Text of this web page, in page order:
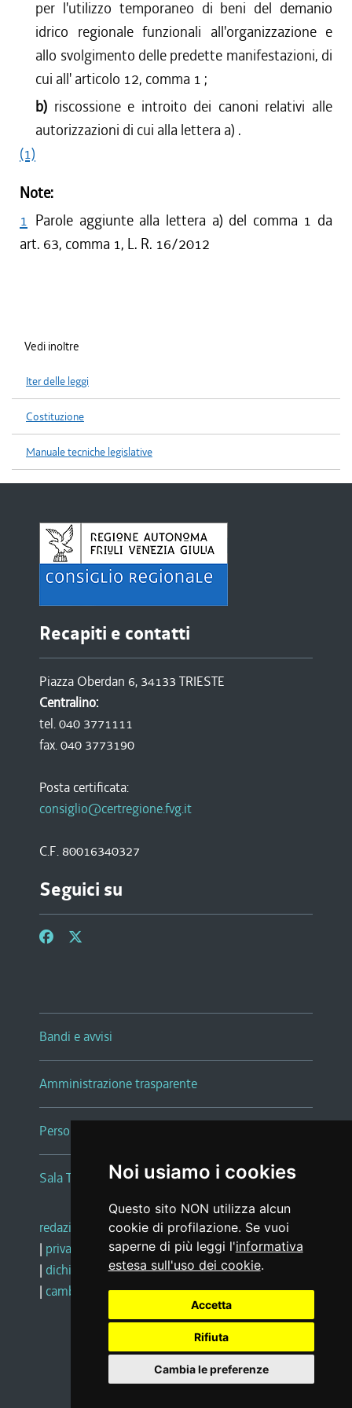
Noi usiamo i cookies
Questo sito NON utilizza alcun
cookie di profilazione. Se vuoi
saperne di più leggi l'informativa
estesa sull'uso dei cookie.
Accetta
Rifiuta
Cambia le preferenze
per l'utilizzo temporaneo di beni del demanio
idrico regionale funzionali all'organizzazione e
allo svolgimento delle predette manifestazioni, di
cui all' articolo 12, comma 1 ;
b) riscossione e introito dei canoni relativi alle
autorizzazioni di cui alla lettera a) .
(1)
Note:
1 Parole aggiunte alla lettera a) del comma 1 da
art. 63, comma 1, L. R. 16/2012
Vedi inoltre
Iter delle leggi
Costituzione
Manuale tecniche legislative
Recapiti e contatti
Piazza Oberdan 6, 34133 TRIESTE
Centralino:
tel. 040 3771111
fax. 040 3773190
Posta certificata:
consiglio@certregione.fvg.it
C.F. 80016340327
Seguici su
Bandi e avvisi
Amministrazione trasparente
Persone e Uffici
Sala Tiziano Tessitori
redazione web |note legali |glossario
| privacy
social media policy
| dichiarazione di accessibilità |feedback
| cambio preferenze cookie
Realizzato da